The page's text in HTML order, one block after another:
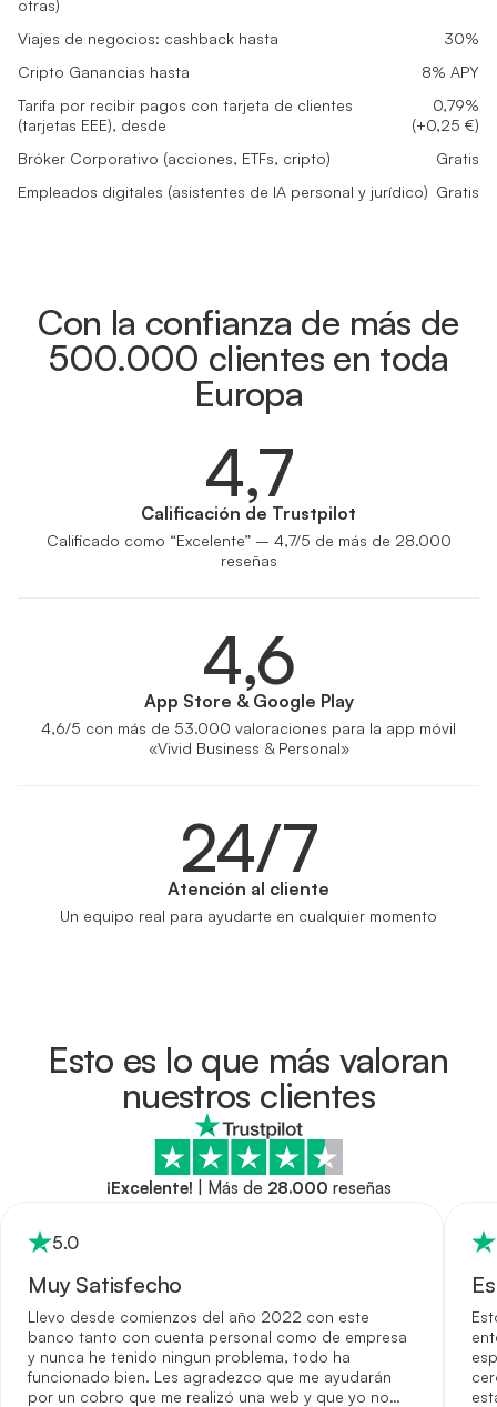
otras)
Viajes de negocios: cashback hasta
30%
Cripto Ganancias hasta
8% APY
Tarifa por recibir pagos con tarjeta de clientes
(tarjetas EEE), desde
0,79%
(+0,25 €)
Bróker Corporativo (acciones, ETFs, cripto)
Gratis
Empleados digitales (asistentes de IA personal y jurídico) Gratis
Con la confianza de más de
500.000 clientes en toda
Europa
4,7
Calificación de Trustpilot
Calificado como “Excelente” – 4,7/5 de más de 28.000
reseñas
4,6
App Store & Google Play
4,6/5 con más de 53.000 valoraciones para la app móvil
«Vivid Business & Personal»
24/7
Atención al cliente
Un equipo real para ayudarte en cualquier momento
Esto es lo que más valoran
nuestros clientes
¡Excelente! Más de 28.000 reseñas
5.0
Muy Satisfecho
Llevo desde comienzos del año 2022 con este
banco tanto con cuenta personal como de empresa
y nunca he tenido ningun problema, todo ha
funcionado bien. Les agradezco que me ayudarán
por un cobro que me realizó una web y que yo no